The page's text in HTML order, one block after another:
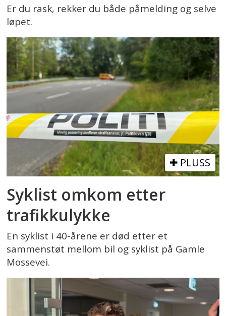
Er du rask, rekker du både påmelding og selve
løpet.
PLUSS
Syklist omkom etter
trafikkulykke
En syklist i 40-årene er død etter et
sammenstøt mellom bil og syklist på Gamle
Mossevei.